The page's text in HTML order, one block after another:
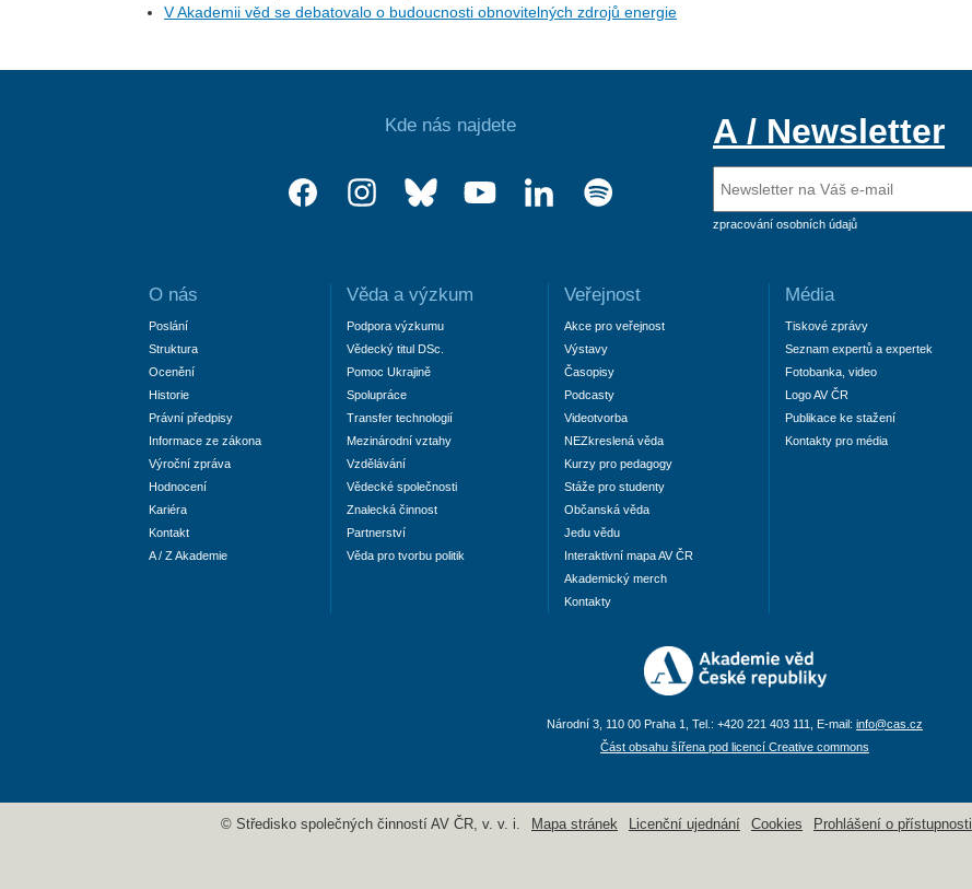
V Akademii věd se debatovalo o budoucnosti obnovitelných zdrojů energie
Kde nás najdete A / Newsletter
zpracování osobních údajů
O nás
Poslání
Struktura
Ocenění
Historie
Právní předpisy
Informace ze zákona
Výroční zpráva
Hodnocení
Kariéra
Kontakt
A / Z Akademie
Věda a výzkum
Podpora výzkumu
Vědecký titul DSc.
Pomoc Ukrajině
Spolupráce
Transfer technologií
Mezinárodní vztahy
Vzdělávání
Vědecké společnosti
Znalecká činnost
Partnerství
Věda pro tvorbu politik
Veřejnost
Akce pro veřejnost
Výstavy
Časopisy
Podcasty
Videotvorba
NEZkreslená věda
Kurzy pro pedagogy
Stáže pro studenty
Občanská věda
Jedu vědu
Interaktivní mapa AV ČR
Akademický merch
Kontakty
Média
Tiskové zprávy
Seznam expertů a expertek
Fotobanka, video
Logo AV ČR
Publikace ke stažení
Kontakty pro média
Národní 3, 110 00 Praha 1, Tel.: +420 221 403 111, E-mail: info@cas.cz
Část obsahu šířena pod licencí Creative commons
© Středisko společných činností AV ČR, v. v. i. Mapa stránek Licenční ujednání Cookies Prohlášení o přístupnosti